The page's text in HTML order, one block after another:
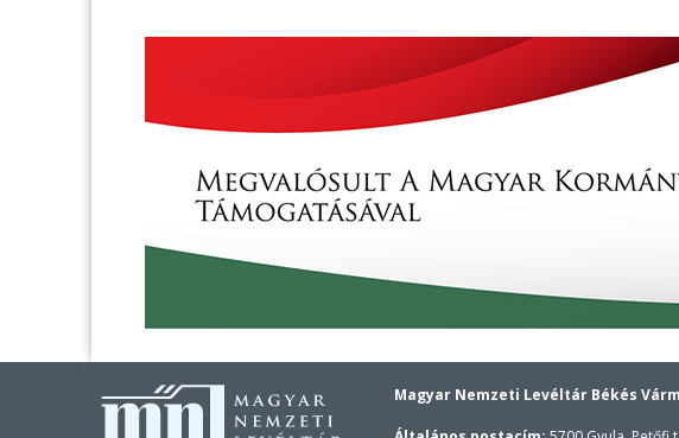
Magyar Nemzeti Levéltár Békés